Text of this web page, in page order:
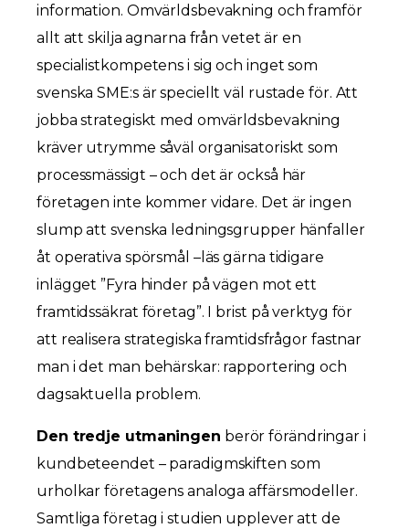
information. Omvärldsbevakning och framför
allt att skilja agnarna från vetet är en
specialistkompetens i sig och inget som
svenska SME:s är speciellt väl rustade för. Att
jobba strategiskt med omvärldsbevakning
kräver utrymme såväl organisatoriskt som
processmässigt – och det är också här
företagen inte kommer vidare. Det är ingen
slump att svenska ledningsgrupper hänfaller
åt operativa spörsmål –läs gärna tidigare
inlägget ”Fyra hinder på vägen mot ett
framtidssäkrat företag”. I brist på verktyg för
att realisera strategiska framtidsfrågor fastnar
man i det man behärskar: rapportering och
dagsaktuella problem.
Den tredje utmaningen berör förändringar i
kundbeteendet – paradigmskiften som
urholkar företagens analoga affärsmodeller.
Samtliga företag i studien upplever att de